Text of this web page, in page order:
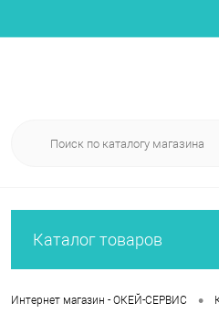
Каталог товаров
Интернет магазин - ОКЕЙ-СЕРВИС •